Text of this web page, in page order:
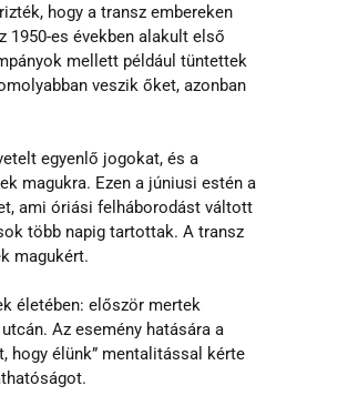
hogy a transz embereken
1950-es években alakult első
mellett például tüntettek
veszik őket, azonban
egyenlő jogokat, és a
magukra. Ezen a júniusi estén a
ami óriási felháborodást váltott
több napig tartottak. A transz
magukért.
életében: először mertek
Az esemény hatására a
hogy élünk” mentalitással kérte